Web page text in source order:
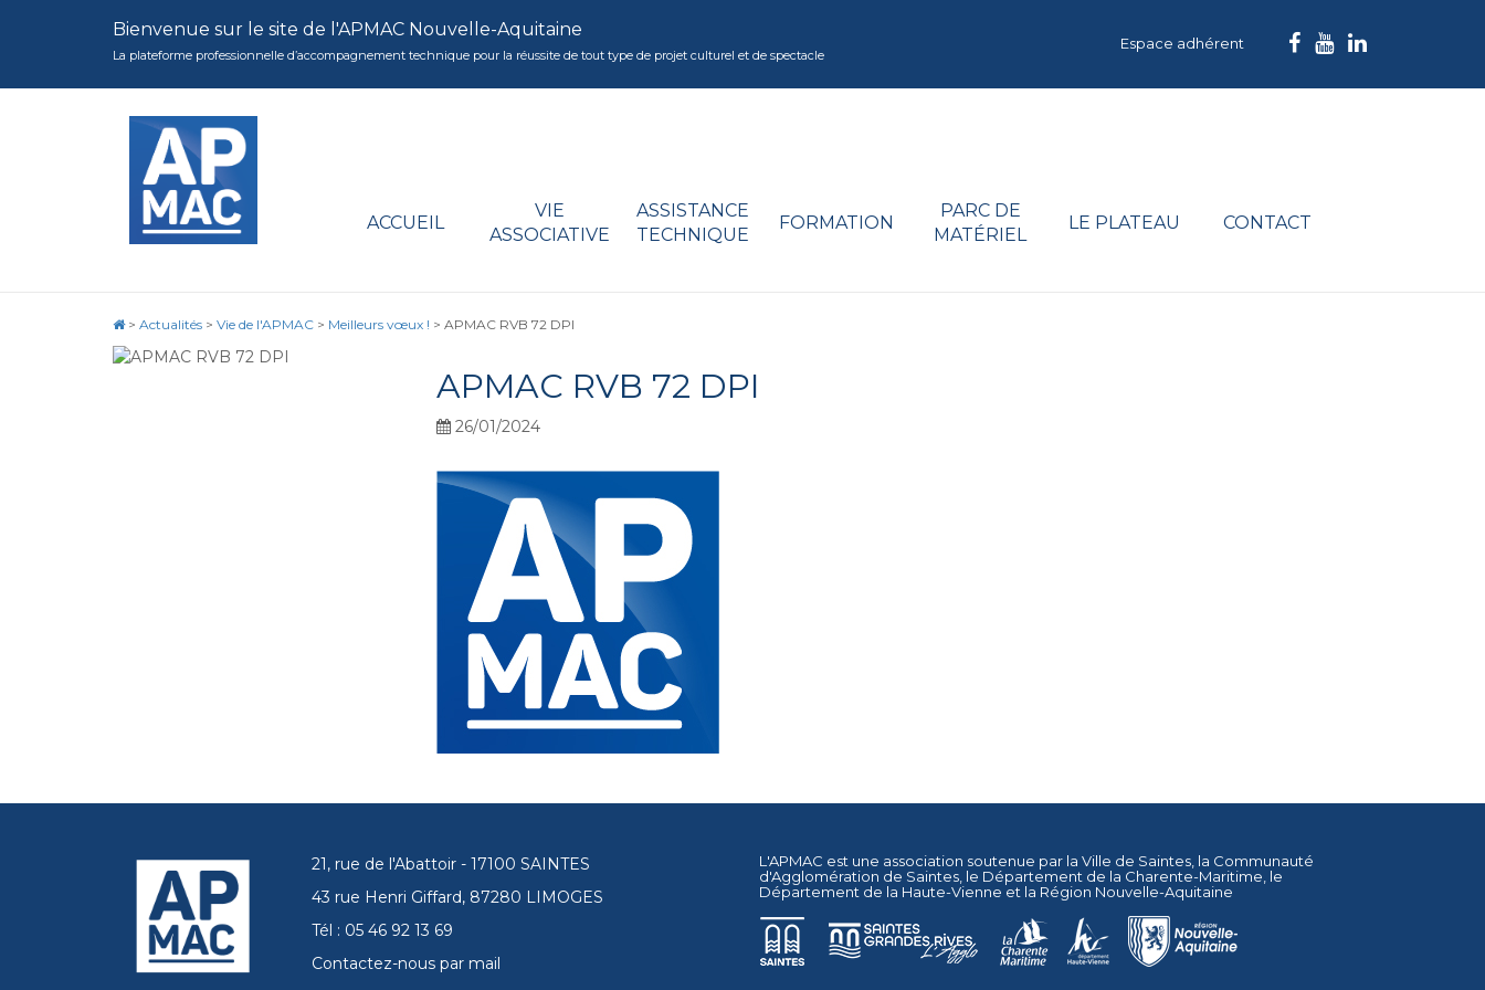
Bienvenue sur le site de l'APMAC Nouvelle-Aquitaine
La plateforme professionnelle d’accompagnement technique pour la réussite de tout type de projet culturel et de spectacle
Espace adhérent
ACCUEIL
VIE
ASSOCIATIVE
ASSISTANCE
TECHNIQUE
FORMATION
PARC DE
MATÉRIEL
LE PLATEAU CONTACT
> Actualités > Vie de l'APMAC > Meilleurs vœux ! > APMAC RVB 72 DPI
APMAC RVB 72 DPI
26/01/2024
21, rue de l'Abattoir - 17100 SAINTES
43 rue Henri Giffard, 87280 LIMOGES
Tél : 05 46 92 13 69
Contactez-nous par mail
L'APMAC est une association soutenue par la Ville de Saintes , la Communauté
d'Agglomération de Saintes , le Département de la Charente-Maritime , le
Département de la Haute-Vienne et la Région Nouvelle-Aquitaine